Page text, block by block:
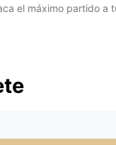
el máximo partido a